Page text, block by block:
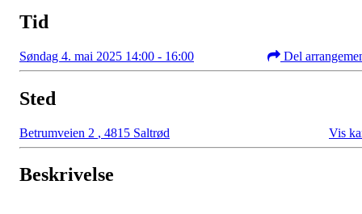
Tid
Søndag 4. mai 2025 14:00 - 16:00 Del
Sted
Betrumveien 2 , 4815 Saltrød Vis
Beskrivelse